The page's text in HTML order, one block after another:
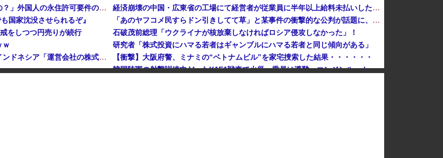
「あきれてモノが言えない」「国を維持できるの？」外国人の永住許可要件の厳格化で在日中国人の本音は？
国家沈没させられるぞ』
をしつつ円売りが続行
ｗ
インドネシア「高速鉄道！」中国「大赤字！」インドネシア「運営会社の株式購入！（負債対策」中国「はい（巨額負債」インドネシア「700km延伸計画！（実質中止」→
経済崩壊の中国・広東省の工場にて経営者が従業員に半年以上給料未払いした挙句高飛び。工場は空っぽに
「あのヤフコメ民すらドン引きしてて草」と某事件の衝撃的な公判が話題に、なんか変な力が働いてんのかってくらい……
石破茂前総理「ウクライナが核放棄しなければロシア侵攻しなかった」！
研究者「株式投資にハマる若者はギャンブルにハマる若者と同じ傾向がある」
【衝撃】大阪府警、ミナミの“ベトナムビル”を家宅捜索した結果・・・・・・
韓国陸軍の射撃訓練中だったK1E1戦車で火災、乗員は避難…エンジンルーム付近から出火！